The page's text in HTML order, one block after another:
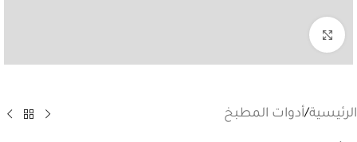
Click to enlarge
الرئيسية/أدوات المطبخ